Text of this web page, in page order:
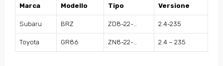
Marca Modello Tipo Versione
Subaru BRZ ZD8-22-… 2.4-235
Toyota GR86 ZN8-22-… 2.4 – 235